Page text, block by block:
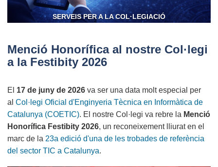
SERVEIS PER A LA COL·LEGIACIÓ
Menció Honorífica al nostre Col·legi
a la Festibity 2026
El 17 de juny de 2026 va ser una data molt especial per
al Col·legi Oficial d'Enginyeria Tècnica en Informàtica de
Catalunya (COETIC). El nostre Col·legi va rebre la Menció
Honorífica Festibity 2026, un reconeixement lliurat en el
marc de la 23a edició d'una de les trobades de referència
del sector TIC a Catalunya.